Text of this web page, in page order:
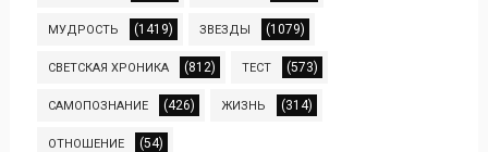
МУДРОСТЬ (1419) ЗВЕЗДЫ (1079)
СВЕТСКАЯ ХРОНИКА (812) ТЕСТ (573)
САМОПОЗНАНИЕ (426) ЖИЗНЬ (314)
ОТНОШЕНИЕ (54)